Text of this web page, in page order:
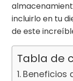
incluirlo en tu
de este
Tabla de
Beneficios